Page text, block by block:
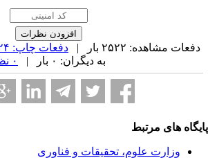
دفعات مشاهده: ۲۵۲۲ بار | دفعات چاپ: ۳۲۴ بار
به دیگران: ۰ بار |
های مرتبط
وزارت علوم، تحقیقات و فناوری